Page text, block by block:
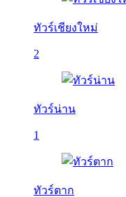
ทัวร์เชียงใหม่
2
ทัวร์น่าน
1
ทัวร์ตาก